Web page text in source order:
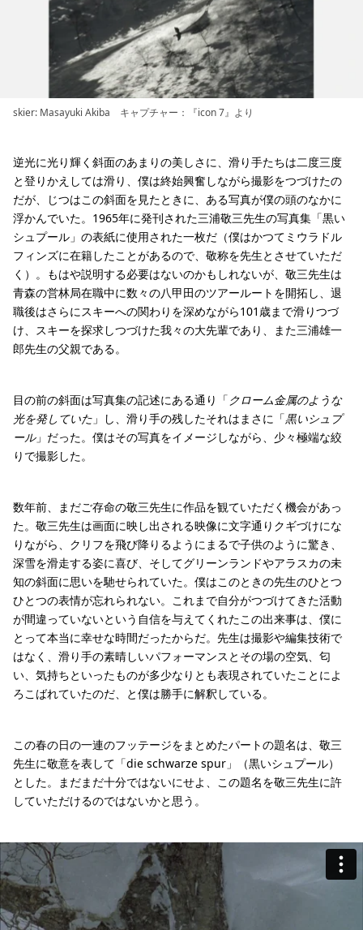
skier: Masayuki Akiba キャプチャー：『icon 7』より
逆光に光り輝く斜面のあまりの美しさに、滑り手たちは二度三度
と登りかえしては滑り、僕は終始興奮しながら撮影をつづけたの
だが、じつはこの斜面を見たときに、ある写真が僕の頭のなかに
浮かんでいた。1965年に発刊された三浦敬三先生の写真集「黒い
シュプール」の表紙に使用された一枚だ（僕はかつてミウラドル
フィンズに在籍したことがあるので、敬称を先生とさせていただ
く）。もはや説明する必要はないのかもしれないが、敬三先生は
青森の営林局在職中に数々の八甲田のツアールートを開拓し、退
職後はさらにスキーへの関わりを深めながら101歳まで滑りつづ
け、スキーを探求しつづけた我々の大先輩であり、また三浦雄一
郎先生の父親である。
目の前の斜面は写真集の記述にある通り「 クローム金属のような
光を発していた 」し、滑り手の残したそれはまさに「黒いシュプ
ール」だった。僕はその写真をイメージしながら、少々極端な絞
りで撮影した。
数年前、まだご存命の敬三先生に作品を観ていただく機会があっ
た。敬三先生は画面に映し出される映像に文字通りクギづけにな
りながら、クリフを飛び降りるようにまるで子供のように驚き、
深雪を滑走する姿に喜び、そしてグリーンランドやアラスカの未
知の斜面に思いを馳せられていた。僕はこのときの先生のひとつ
ひとつの表情が忘れられない。これまで自分がつづけてきた活動
が間違っていないという自信を与えてくれたこの出来事は、僕に
とって本当に幸せな時間だったからだ。先生は撮影や編集技術で
はなく、滑り手の素晴しいパフォーマンスとその場の空気、匂
い、気持ちといったものが多少なりとも表現されていたことによ
ろこばれていたのだ、と僕は勝手に解釈している。
この春の日の一連のフッテージをまとめたパートの題名は、敬三
先生に敬意を表して「die schwarze spur」（黒いシュプール）
とした。まだまだ十分ではないにせよ、この題名を敬三先生に許
していただけるのではないかと思う。